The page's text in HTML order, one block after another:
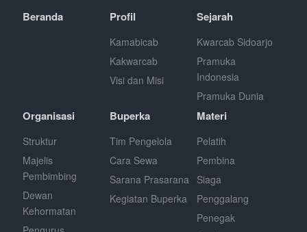
Beranda Profil
Kamabicab
Kakwarcab
Visi dan Misi
Sejarah
Kwarcab Sidoarjo
Pramuka
Indonesia
Pramuka Dunia
Organisasi
Struktur
Majelis
Pembimbing
Dewan
Kehormatan
Buperka
Tim Pengelola
Cara Sewa
Sarana Prasarana
Kegiatan Buperka
Materi
Pelatih
Pembina
Siaga
Penggalang
Penegak